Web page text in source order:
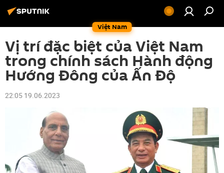
Việt Nam
Vị trí đặc biệt của Việt Nam
trong chính sách Hành động
Hướng Đông của Ấn Độ
22:05 19.06.2023